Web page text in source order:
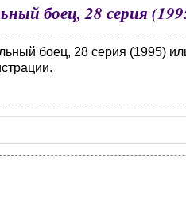
боец, 28 серия
боец, 28 серия (1995)